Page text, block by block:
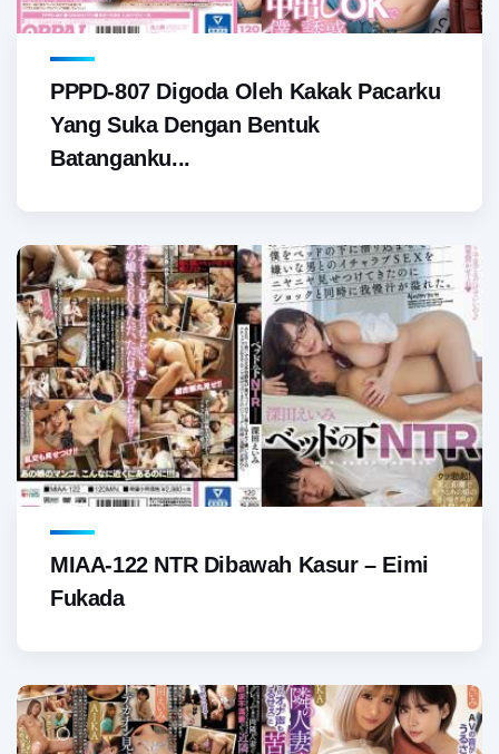
PPPD-807 Digoda Oleh Kakak Pacarku
Yang Suka Dengan Bentuk
Batanganku...
MIAA-122 NTR Dibawah Kasur – Eimi
Fukada